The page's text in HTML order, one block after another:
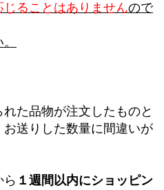
ることはありませんので
た品物が注文したものと
送りした数量に間違いが
ら １週間以内にショッピン